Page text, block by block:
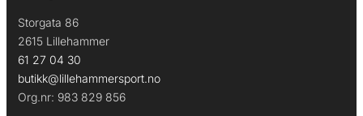
Storgata 86
2615 Lillehammer
61 27 04 30
butikk@lillehammersport.no
Org.nr: 983 829 856